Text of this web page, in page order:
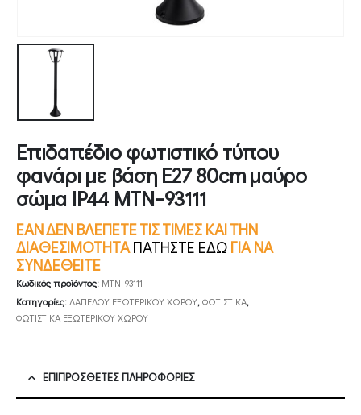
Επιδαπέδιο φωτιστικό τύπου
φανάρι με βάση E27 80cm μαύρο
σώμα IP44 MTN-93111
ΕΑΝ ΔΕΝ ΒΛΕΠΕΤΕ ΤΙΣ ΤΙΜΕΣ ΚΑΙ ΤΗΝ
ΔΙΑΘΕΣΙΜΟΤΗΤΑ ΠΑΤΗΣΤΕ ΕΔΩ ΓΙΑ ΝΑ
ΣΥΝΔΕΘΕΙΤΕ
Κωδικός προϊόντος: MTN-93111
Κατηγορίες: ΔΑΠΕΔΟΥ ΕΞΩΤΕΡΙΚΟΥ ΧΩΡΟΥ, ΦΩΤΙΣΤΙΚΑ,
ΦΩΤΙΣΤΙΚΑ ΕΞΩΤΕΡΙΚΟΥ ΧΩΡΟΥ
ΕΠΙΠΡΌΣΘΕΤΕΣ ΠΛΗΡΟΦΟΡΊΕΣ